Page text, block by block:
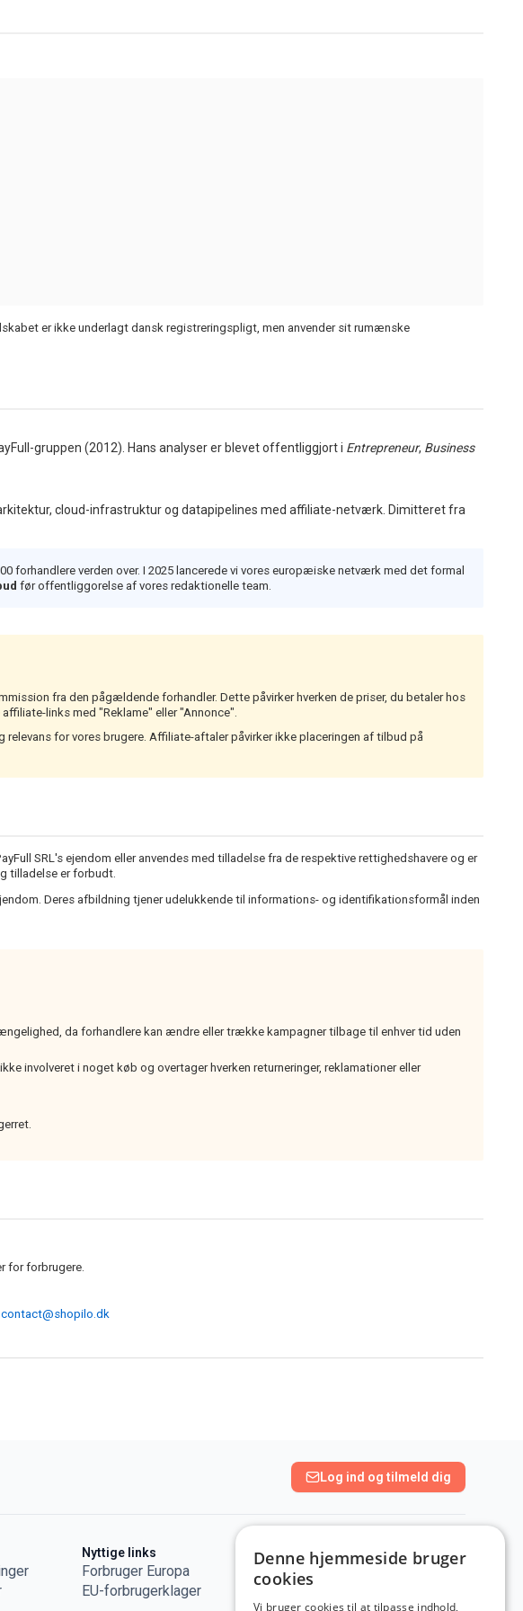
er ikke underlagt dansk registreringspligt, men anvender sit rumænske
gruppen (2012). Hans analyser er blevet offentliggjort i Entrepreneur, Business
cloud-infrastruktur og datapipelines med affiliate-netværk. Dimitteret fra
forhandlere verden over. I 2025 lancerede vi vores europæiske netværk med det formal
før offentliggorelse af vores redaktionelle team.
fra den pågældende forhandler. Dette påvirker hverken de priser, du betaler hos
links med "Reklame" eller "Annonce".
for vores brugere. Affiliate-aftaler påvirker ikke placeringen af tilbud på
SRL's ejendom eller anvendes med tilladelse fra de respektive rettighedshavere og er
tilladelse er forbudt.
Deres afbildning tjener udelukkende til informations- og identifikationsformål inden
da forhandlere kan ændre eller trække kampagner tilbage til enhver tid uden
involveret i noget køb og overtager hverken returneringer, reklamationer eller
for forbrugere.
contact@shopilo.dk
Log ind og tilmeld dig
Nyttige links
Forbruger Europa
EU-forbrugerklager
Browserudvidelse
Denne hjemmeside bruger
cookies
Vi bruger cookies til at tilpasse indhold,